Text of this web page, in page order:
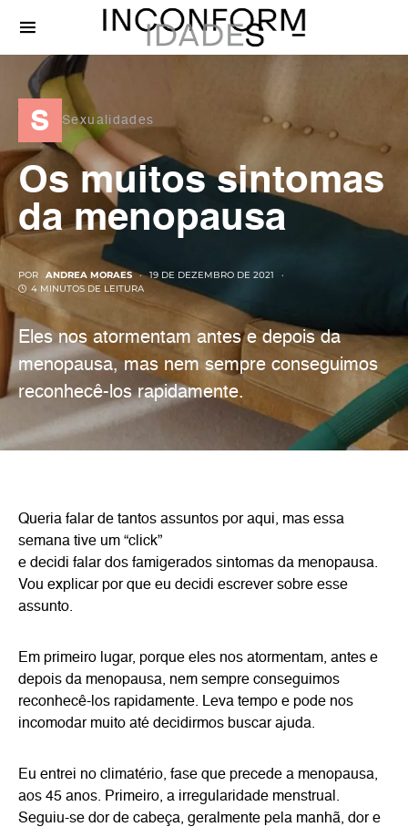
s Sexualidades
Os muitos sintomas
da menopausa
POR ANDREA MORAES
19 DE DEZEMBRO DE 2021
4 MINUTOS DE LEITURA
Eles nos atormentam antes e depois da
menopausa, mas nem sempre conseguimos
reconhecê-los rapidamente.
Queria falar de tantos assuntos por aqui, mas essa
semana tive um “click”
e decidi falar dos famigerados sintomas da menopausa.
Vou explicar por que eu decidi escrever sobre esse
assunto.
Em primeiro lugar, porque eles nos atormentam, antes e
depois da menopausa, nem sempre conseguimos
reconhecê-los rapidamente. Leva tempo e pode nos
incomodar muito até decidirmos buscar ajuda.
Eu entrei no climatério, fase que precede a menopausa,
aos 45 anos. Primeiro, a irregularidade menstrual.
Seguiu-se dor de cabeça, geralmente pela manhã, dor e